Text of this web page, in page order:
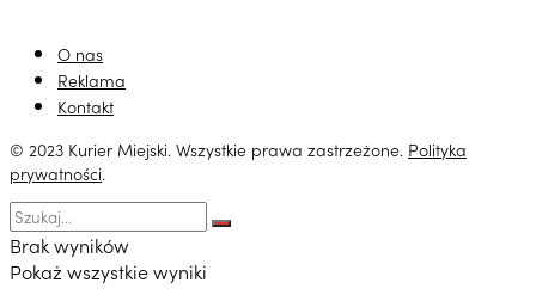
O nas
Reklama
Kontakt
© 2023 Kurier Miejski. Wszystkie prawa zastrzeżone. Polityka
prywatności.
Brak wyników
Pokaż wszystkie wyniki